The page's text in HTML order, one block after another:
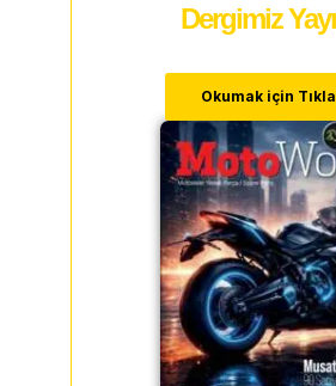
Dergimiz
Okumak için